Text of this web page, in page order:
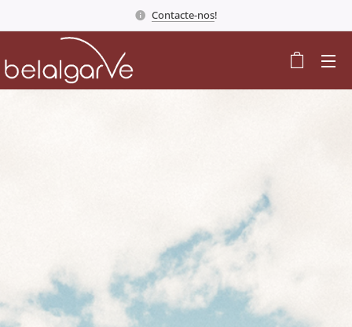
Contacte-nos!